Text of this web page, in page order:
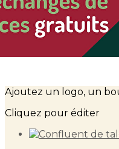
Images de la page
Cliquez pour éditer
Ajoutez un logo, un
Cliquez pour éditer